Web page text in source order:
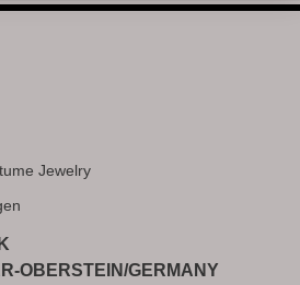
OBERSTEIN/GERMANY